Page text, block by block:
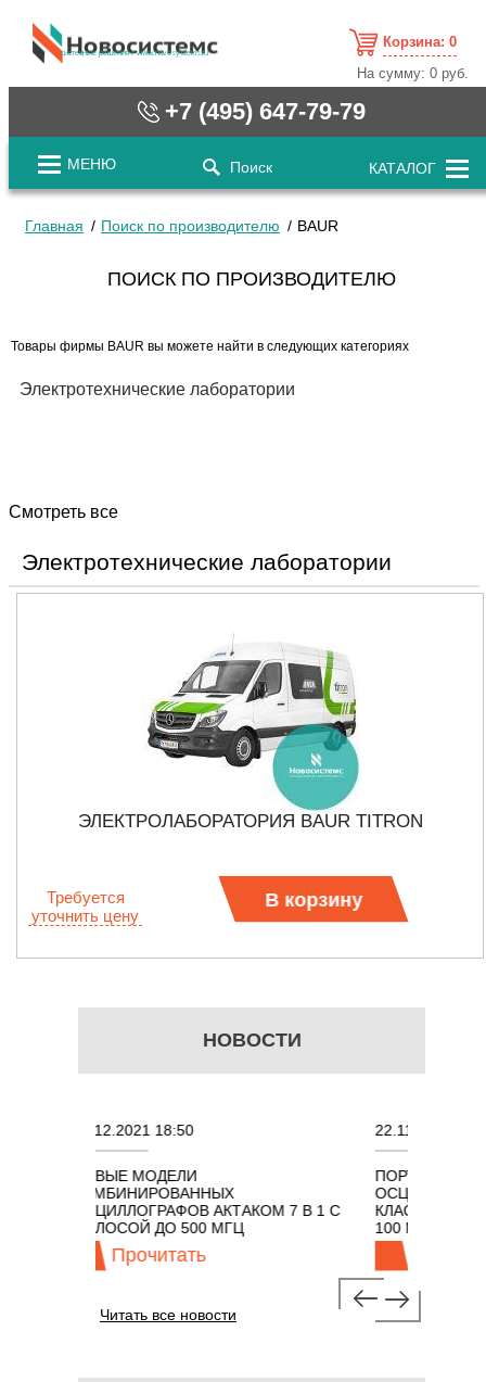
cистемные решения / www.novosystems.ru
Корзина: 0
На сумму:0 руб.
+7 (495) 647-79-79
МЕНЮ Поиск КАТАЛОГ
НОВОСТИ
20.12.2021 18:50
НОВЫЕ МОДЕЛИ
КОМБИНИРОВАННЫХ
ОСЦИЛЛОГРАФОВ АКТАКОМ 7 В 1 С
ПОЛОСОЙ ДО 500 МГЦ
Прочитать
22.11.2021 18:41
ПОРТАТИВНЫЕ
ОСЦИЛЛОГРАФЫ
КЛАССА АКТАКОМ "3
Прочитать
Читать все новости
Главная Поиск по производителю BAUR
ПОИСК ПО ПРОИЗВОДИТЕЛЮ
Товары фирмы BAUR вы можете найти в следующих категориях
Электротехнические лаборатории
Смотреть все
Электротехнические лаборатории
ЭЛЕКТРОЛАБОРАТОРИЯ BAUR TITRON
Требуется
уточнить цену
В корзину